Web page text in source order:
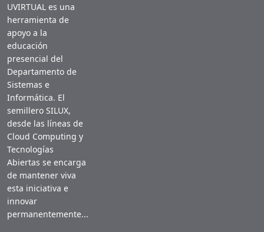
UVIRTUAL es una
herramienta de
apoyo a la
educación
presencial del
Departamento de
Sistemas e
Informática. El
semillero SILUX,
desde las líneas de
Cloud Computing y
Tecnologías
Abiertas se encarga
de mantener viva
esta iniciativa e
innovar
permanentemente...